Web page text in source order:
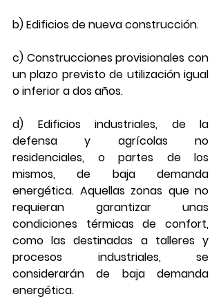
b) Edificios de nueva construcción.
c) Construcciones provisionales con
un plazo previsto de utilización igual
o inferior a dos años.
d) Edificios industriales, de la
defensa y agrícolas no
residenciales, o partes de los
mismos, de baja demanda
energética. Aquellas zonas que no
requieran garantizar unas
condiciones térmicas de confort,
como las destinadas a talleres y
procesos industriales, se
considerarán de baja demanda
energética.